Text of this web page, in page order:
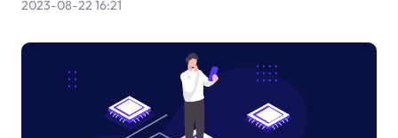
2023-08-22 16:21